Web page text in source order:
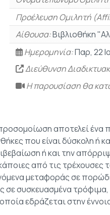
Προέλευση Ομιλητή
Αίθουσα:Βιβλιοθήκη
Ημερομηνία:Παρ, 22
Διεύθυνση
Η παρουσίαση θα
αποτελεί ένα
που είναι δύσκολη
ή και την
από τις
μεταφοράς σε
σε συσκευασμένα
εδράζεται στην